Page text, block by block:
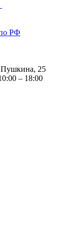
РФ
25
– 18:00